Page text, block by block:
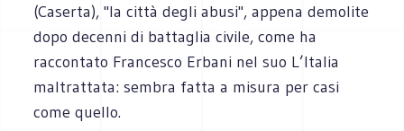
(Caserta), "la città degli abusi", appena demolite
dopo decenni di battaglia civile, come ha
raccontato Francesco Erbani nel suo L’Italia
maltrattata: sembra fatta a misura per casi
come quello.